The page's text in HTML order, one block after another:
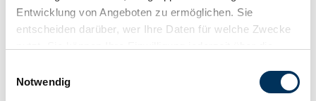
Entwicklung von Angeboten zu ermöglichen. Sie
entscheiden darüber, wer Ihre Daten für welche Zwecke
Trigger Symbol ändern oder widerrufen
Notwendig